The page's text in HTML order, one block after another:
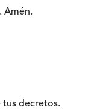
Amén.
tus decretos.